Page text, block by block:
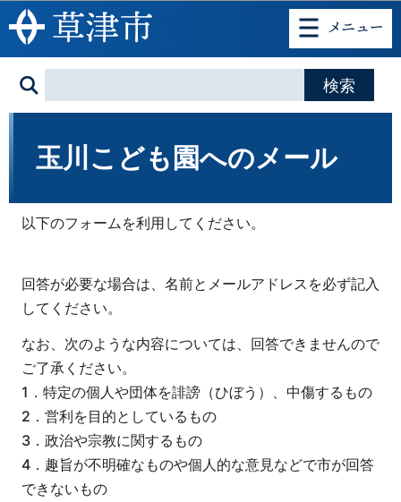
このページの本文へ移動
玉川こども園へのメール
以下のフォームを利用してください。
回答が必要な場合は、名前とメールアドレスを必ず記入
してください。
なお、次のような内容については、回答できませんので
ご了承ください。
1．特定の個人や団体を誹謗（ひぼう）、中傷するもの
2．営利を目的としているもの
3．政治や宗教に関するもの
4．趣旨が不明確なものや個人的な意見などで市が回答
できないもの